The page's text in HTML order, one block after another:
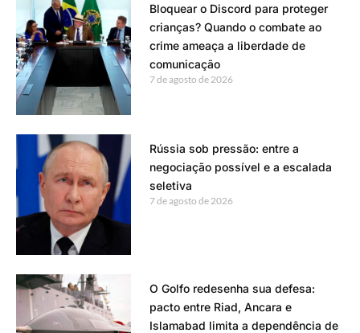
Bloquear o Discord para proteger
crianças? Quando o combate ao
crime ameaça a liberdade de
comunicação
7 de agosto de 2026
Rússia sob pressão: entre a
negociação possível e a escalada
seletiva
7 de agosto de 2026
O Golfo redesenha sua defesa:
pacto entre Riad, Ancara e
Islamabad limita a dependência de